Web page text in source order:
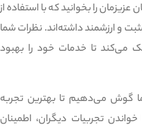
را بخوانید که با استفاده از
ارزشمند داشته‌اند. نظرات شما
تا خدمات خود را بهبود
گوش می‌دهیم تا بهترین تجربه
تجربیات دیگران، اطمینان